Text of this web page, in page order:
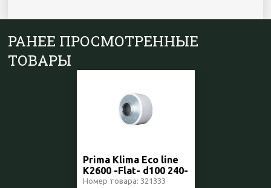
РАНЕЕ ПРОСМОТРЕННЫЕ
ТОВАРЫ
Prima Klima Eco line
K2600 -Flat- d100 240-
360куб Чехия
Номер товара: 321333